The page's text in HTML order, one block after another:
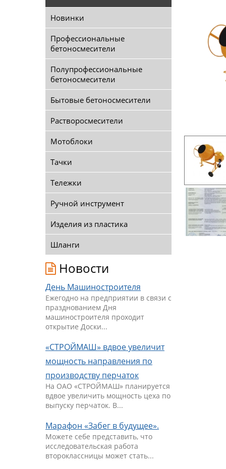
Новинки
Профессиональные
бетоносмесители
Полупрофессиональные
бетоносмесители
Бытовые бетоносмесители
Растворосмесители
Мотоблоки
Тачки
Тележки
Ручной инструмент
Изделия из пластика
Шланги
Новости
День Машиностроителя
Ежегодно на предприятии в связи с
празднованием Дня
машиностроителя проходит
открытие Доски...
«СТРОЙМАШ» вдвое увеличит
мощность направления по
производству перчаток
На ОАО «СТРОЙМАШ» планируется
вдвое увеличить мощность цеха по
выпуску перчаток. В...
Марафон «Забег в будущее».
Можете себе представить, что
исследовательская работа
второклассницы может стать...